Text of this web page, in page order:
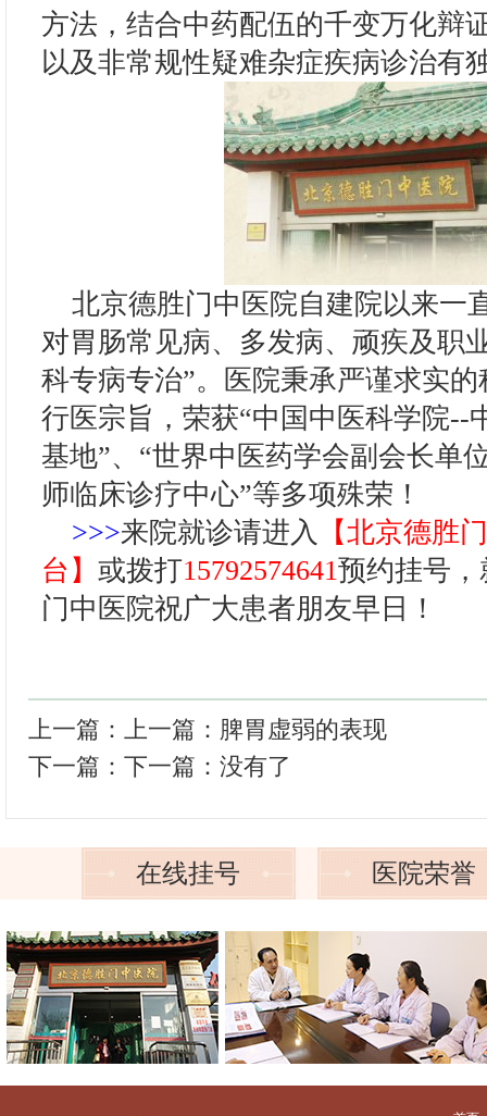
方法，结合中药配伍的千变万化辩
以及非常规性疑难杂症疾病诊治有
北京德胜门中医院自建院以来一
对胃肠常见病、多发病、顽疾及职
科专病专治”。医院秉承严谨求实
行医宗旨，荣获“中国中医科学院--
基地”、“世界中医药学会副会长单
师临床诊疗中心”等多项殊荣！
>>>来院就诊请进入
【北京德胜
台】 或拨打15792574641预约挂号
门中医院祝广大患者朋友早日！
上一篇：上一篇： 脾胃虚弱的表现
下一篇：下一篇：没有了
在线挂号 医院荣誉
*申请提交后，我们将尽快给您回电确认预约信息。